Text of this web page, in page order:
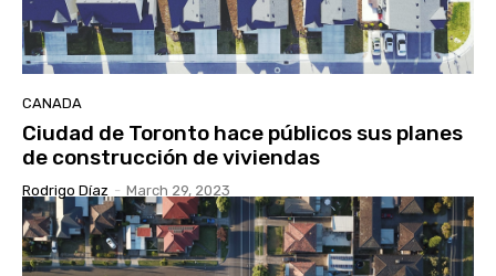
CANADA
Ciudad de Toronto hace públicos sus planes
de construcción de viviendas
Rodrigo Díaz - March 29, 2023